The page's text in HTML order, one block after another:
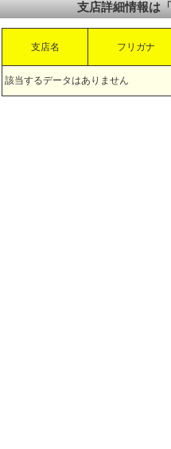
支店詳細情報は
支店名 フリガナ
該当するデータはありません